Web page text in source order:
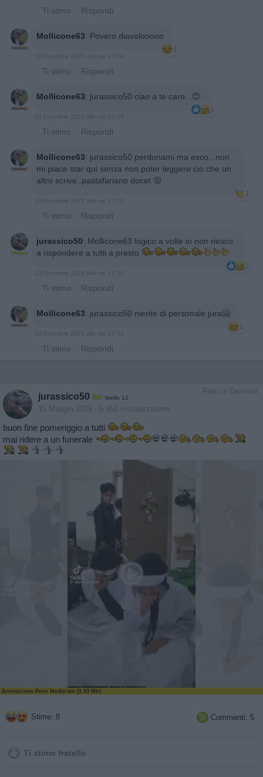
· Ti stimo · Rispondi
Mollicone63: Povero diavolooooo
1
13 Dicembre 2025 alle ore 17:04
· Ti stimo · Rispondi
Mollicone63: jurassico50 ciao a te caro...😊
2
13 Dicembre 2025 alle ore 17:06
· Ti stimo · Rispondi
Mollicone63: jurassico50 perdonami ma esco...non
mi piace star qui senza non poter leggere cio che un
altro scrive..pastafariano docet 😝
1
13 Dicembre 2025 alle ore 17:20
· Ti stimo · Rispondi
jurassico50: Mollicone63 logico a volte io non riesco
a rispondere a tutti a presto
2
13 Dicembre 2025 alle ore 17:32
· Ti stimo · Rispondi
Mollicone63: jurassico50 niente di personale jura🤗
1
13 Dicembre 2025 alle ore 17:33
· Ti stimo · Rispondi
Felici e Dementi
jurassico50 livello 12
15 Maggio 2025 - 6.451 visualizzazioni
buon fine pomeriggio a tutti
mai ridere a un funerale
Animazione Peso Moderato (1.93 Mb)
Stime: 8  Commenti: 5
Ti stimo fratello